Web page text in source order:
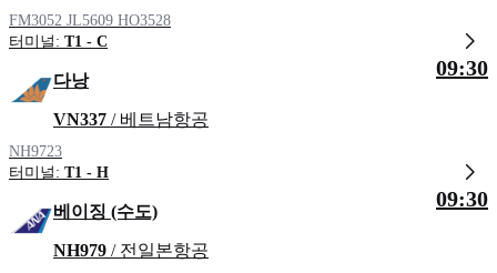
FM3052 JL5609 HO3528
터미널: T1 - C
다낭
VN337 / 베트남항공
NH9723
터미널: T1 - H
09:30
베이징 (수도)
NH979 / 전일본항공
09:30